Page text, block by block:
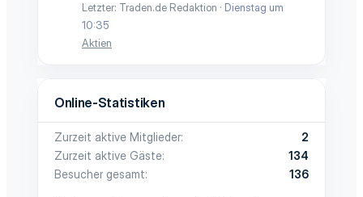
Letzter: Traden.de Redaktion
Dienstag um
10:35
Aktien
Online-Statistiken
Zurzeit aktive Mitglieder
2
Zurzeit aktive Gäste
134
Besucher gesamt
136